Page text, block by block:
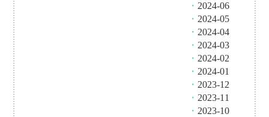
・ 2024-06
・ 2024-05
・ 2024-04
・ 2024-03
・ 2024-02
・ 2024-01
・ 2023-12
・ 2023-11
・ 2023-10